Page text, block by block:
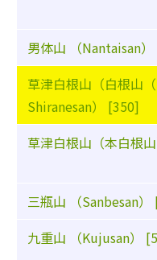
男体山 （Nantaisan
草津白根山（白根山
Shiranesan） [350]
草津白根山（本白根
三瓶山 （Sanbesan
九重山 （Kujusan）